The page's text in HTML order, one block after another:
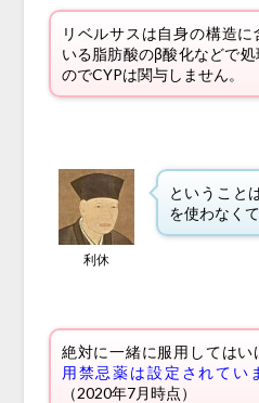
リベルサスは自身の構造に
いる脂肪酸のβ酸化などで処
のでCYPは関与しません。
利休
ということ
を使わなく
絶対に一緒に服用してはい
用禁忌薬は設定されてい
（2020年7月時点）